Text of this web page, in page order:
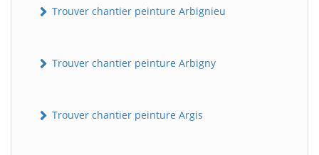
Trouver chantier peinture Arbignieu
Trouver chantier peinture Arbigny
Trouver chantier peinture Argis